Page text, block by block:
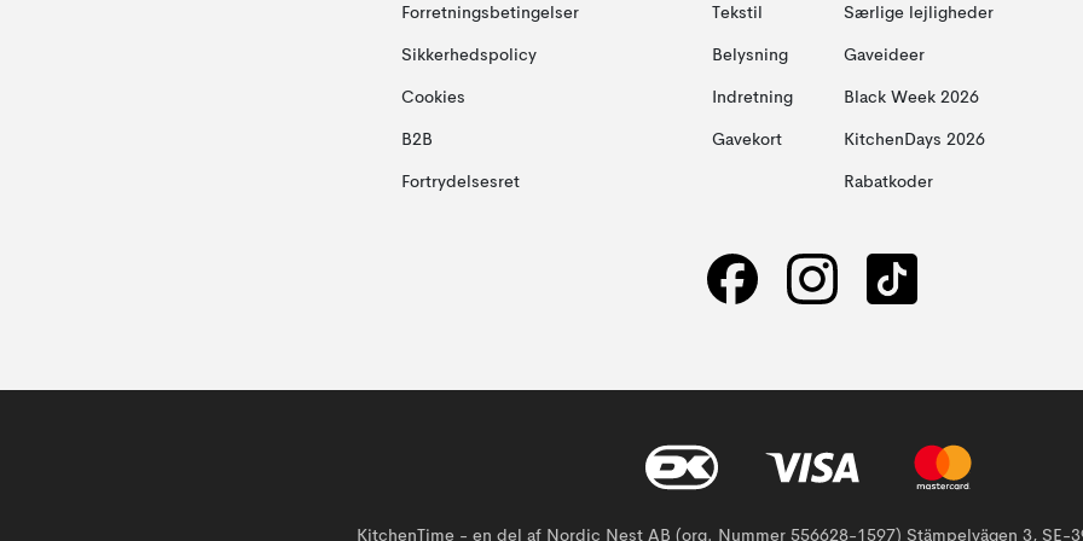
Forretningsbetingelser
Sikkerhedspolicy
Cookies
B2B
Fortrydelsesret
Tekstil
Belysning
Indretning
Gavekort
Særlige lejligheder
Gaveideer
Black Week 2026
KitchenDays 2026
Rabatkoder
KitchenTime - en del af Nordic Nest AB (org. Nummer 556628-1597) Stämpelvägen 3, SE-